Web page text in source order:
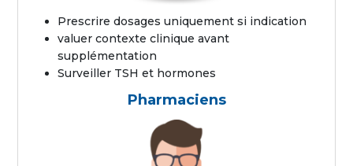
Prescrire dosages uniquement si indication
valuer contexte clinique avant
supplémentation
Surveiller TSH et hormones
Pharmaciens